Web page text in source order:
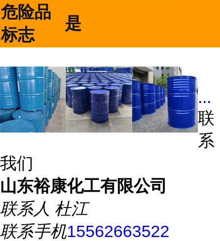
危险品
标志
是
...
联
系
我们
山东裕康化工有限公司
联系人 杜江
联系手机15562663522